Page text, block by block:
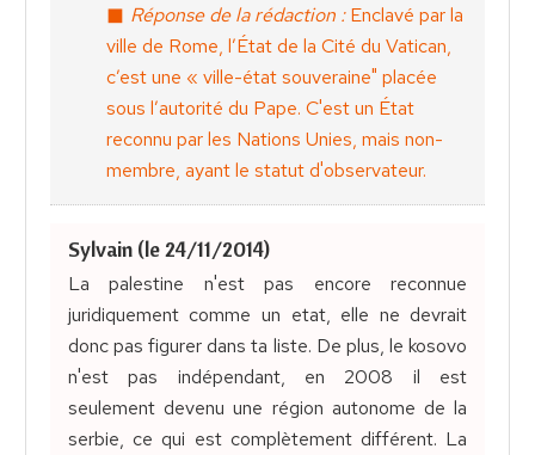
Réponse de la rédaction :Enclavé par la
ville de Rome, l’État de la Cité du Vatican,
c’est une « ville-état souveraine" placée
sous l’autorité du Pape. C'est un État
reconnu par les Nations Unies, mais non-
membre, ayant le statut d'observateur.
Sylvain (le 24/11/2014)
La palestine n'est pas encore reconnue
juridiquement comme un etat, elle ne devrait
donc pas figurer dans ta liste. De plus, le kosovo
n'est pas indépendant, en 2008 il est
seulement devenu une région autonome de la
serbie, ce qui est complètement différent. La